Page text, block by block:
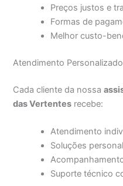
Preços justos e
Formas de
Melhor custo-
Atendimento Personalizado
Cada cliente da nossa
das Vertentes recebe:
Atendimento
Soluções
Suporte técnico